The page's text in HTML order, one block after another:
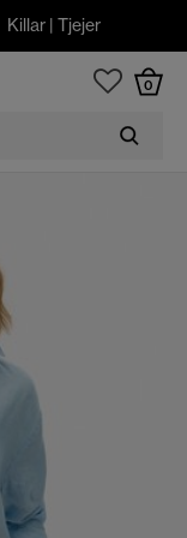
Killar| Tjejer
0